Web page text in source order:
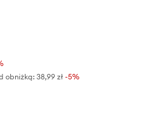
obniżką: 38,99 zł -5%